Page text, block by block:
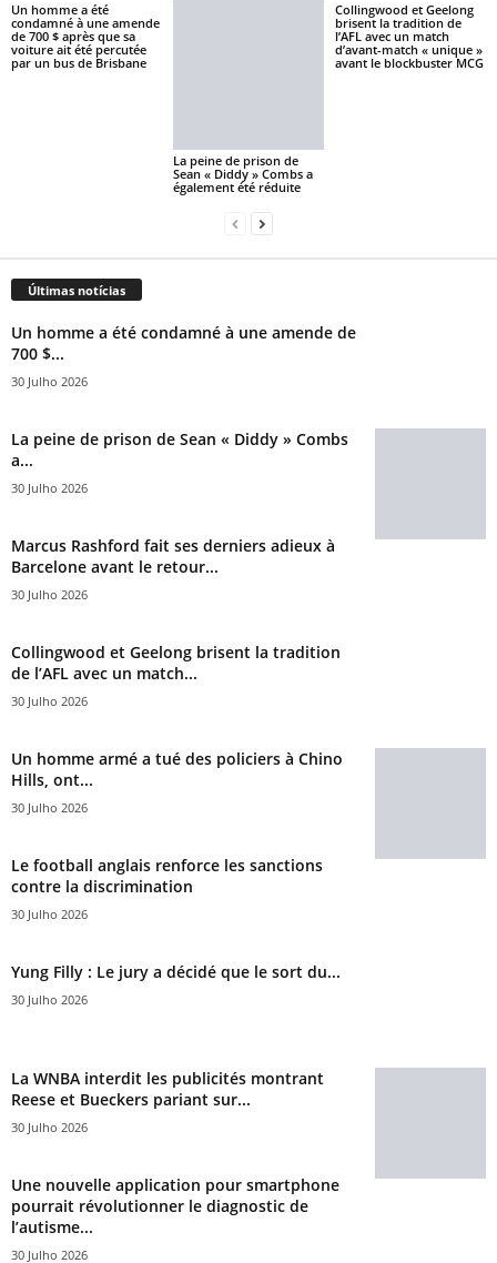
Un homme a été
condamné à une amende
de 700 $ après que sa
voiture ait été percutée
par un bus de Brisbane
La peine de prison de
Sean « Diddy » Combs a
également été réduite
Collingwood et Geelong
brisent la tradition de
l’AFL avec un match
d’avant-match « unique »
avant le blockbuster MCG
Últimas notícias
Un homme a été condamné à une amende de
700 $...
30 Julho 2026
La peine de prison de Sean « Diddy » Combs
a...
30 Julho 2026
Marcus Rashford fait ses derniers adieux à
Barcelone avant le retour...
30 Julho 2026
Collingwood et Geelong brisent la tradition
de l’AFL avec un match...
30 Julho 2026
Un homme armé a tué des policiers à Chino
Hills, ont...
30 Julho 2026
Le football anglais renforce les sanctions
contre la discrimination
30 Julho 2026
Yung Filly : Le jury a décidé que le sort du...
30 Julho 2026
La WNBA interdit les publicités montrant
Reese et Bueckers pariant sur...
30 Julho 2026
Une nouvelle application pour smartphone
pourrait révolutionner le diagnostic de
l’autisme...
30 Julho 2026